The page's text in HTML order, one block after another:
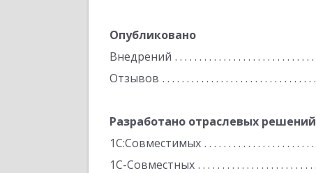
Опубликовано
Внедрений
Отзывов
Разработано отраслевых решений
1С:Совместимых
1С-Совместных